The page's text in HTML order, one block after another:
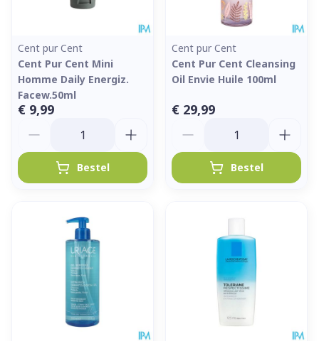
Cent pur Cent
Cent Pur Cent Mini
Homme Daily Energiz.
Facew.50ml
€ 9,99
Bestel
Cent pur Cent
Cent Pur Cent Cleansing
Oil Envie Huile 100ml
€ 29,99
Bestel